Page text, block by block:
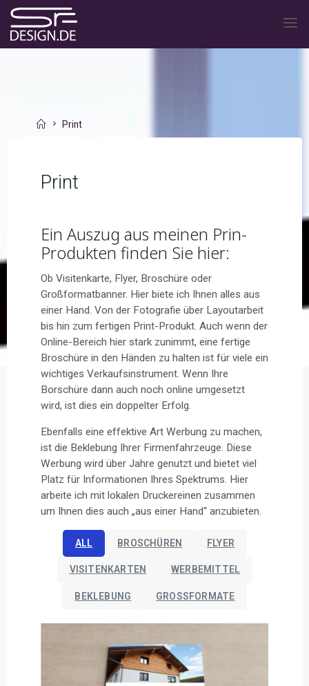
Skip
content
HomePrint
Print
Ein Auszug aus meinen Prin-
Produkten finden Sie hier:
Ob Visitenkarte, Flyer, Broschüre oder
Großformatbanner. Hier biete ich Ihnen alles aus
einer Hand. Von der Fotografie über Layoutarbeit
bis hin zum fertigen Print-Produkt. Auch wenn der
Online-Bereich hier stark zunimmt, eine fertige
Broschüre in den Händen zu halten ist für viele ein
wichtiges Verkaufsinstrument. Wenn Ihre
Borschüre dann auch noch online umgesetzt
wird, ist dies ein doppelter Erfolg.
Ebenfalls eine effektive Art Werbung zu machen,
ist die Beklebung Ihrer Firmenfahrzeuge. Diese
Werbung wird über Jahre genutzt und bietet viel
Platz für Informationen Ihres Spektrums. Hier
arbeite ich mit lokalen Druckereinen zusammen
um Ihnen dies auch „aus einer Hand“ anzubieten.
ALL BROSCHÜREN FLYER
VISITENKARTEN WERBEMITTEL
BEKLEBUNG GROSSFORMATE